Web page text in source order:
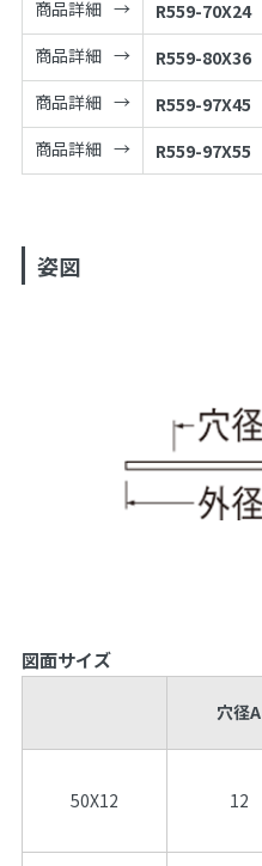
商品詳細
R559-70X24
商品詳細
R559-80X36
商品詳細
R559-97X45
商品詳細
R559-97X55
姿図
図面サイズ
穴径A
50X12 12